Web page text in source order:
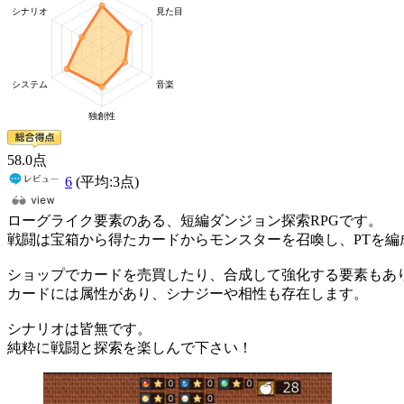
58.0点
6 (平均:3点)
ローグライク要素のある、短編ダンジョン探索RPGです。
戦闘は宝箱から得たカードからモンスターを召喚し、PTを編
ショップでカードを売買したり、合成して強化する要素もあ
カードには属性があり、シナジーや相性も存在します。
シナリオは皆無です。
純粋に戦闘と探索を楽しんで下さい！